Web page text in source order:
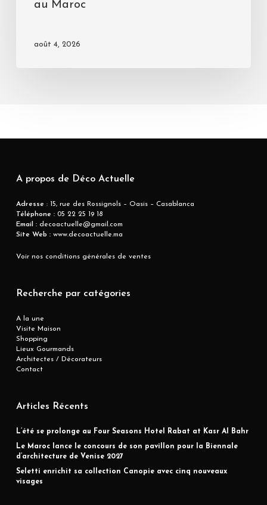
au Maroc
août 4, 2026
A propos de Déco Actuelle
Adresse : 15, rue des Rossignols – Oasis – Casablanca
Téléphone :05 22 25 19 18
Email :decoactuelle@gmail.com
Site Web :www.decoactuelle.ma
Voir nos conditions générales de ventes
Recherche par catégories
A la une
Visite Maison
Shopping
Lieux Gourmands
Architectes / Décorateurs
Contact
Articles Récents
L’été se prolonge au Four Seasons Hotel Rabat at Kasr Al Bahr
Le Maroc lance le concours de son pavillon pour la Biennale
d’architecture de Venise 2027
Seletti enrichit sa collection Canopie avec cinq nouveaux
visages